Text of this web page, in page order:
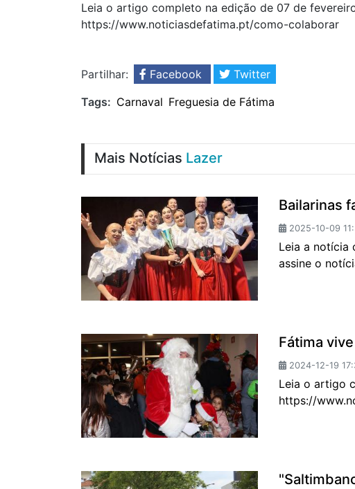
Leia o artigo completo na edição de 07 de
https://www.noticiasdefatima.pt/como-colaborar
Partilhar: Facebook
Twitter
Tags: Carnaval Freguesia de Fátima
Mais Notícias Lazer
Bailarinas
2025-10-09
Leia a notícia
assine o
Fátima
2024-12-19
Leia o artigo
https://